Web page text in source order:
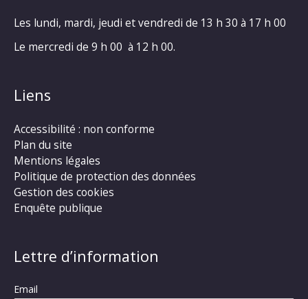
Les lundi, mardi, jeudi et vendredi de 13 h 30 à 17 h 00
Le mercredi de 9 h 00 à 12 h 00.
Liens
Accessibilité : non conforme
Plan du site
Mentions légales
Politique de protection des données
Gestion des cookies
Enquête publique
Lettre d’information
Email